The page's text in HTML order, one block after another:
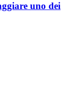
uno dei